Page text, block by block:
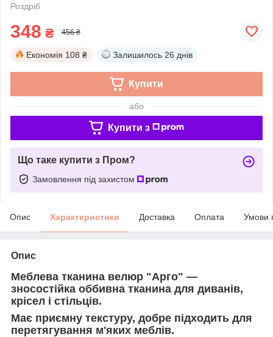
Роздріб
348 ₴ 456 ₴
Економія 108 ₴ Залишилось 26 днів
Купити
або
Купити з
Що таке купити з Пром?
Замовлення під захистом
Опис Характеристики Доставка Оплата Умови
Опис
Меблева тканина велюр "Арго" —
зносостійка оббивна тканина для диванів,
крісел і стільців.
Має приємну текстуру, добре підходить для
перетягування м'яких меблів.